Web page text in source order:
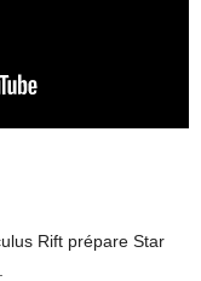
Rift prépare Star